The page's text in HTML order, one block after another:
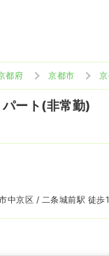
都府 京都市
パート(非常勤)
中京区 / 二条城前駅 徒歩